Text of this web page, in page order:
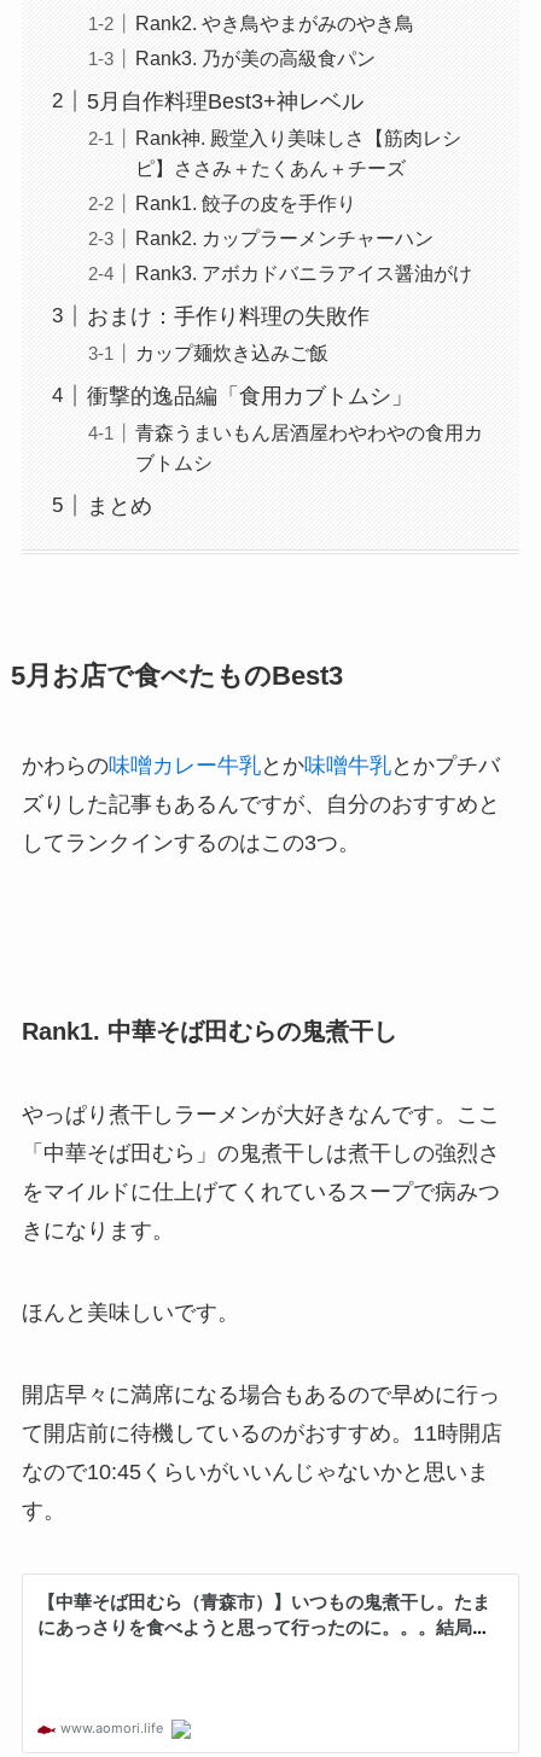
Rank2. やき鳥やまがみのやき鳥
Rank3. 乃が美の高級食パン
5月自作料理Best3+神レベル
Rank神. 殿堂入り美味しさ【筋肉レシ
ピ】ささみ＋たくあん＋チーズ
Rank1. 餃子の皮を手作り
Rank2. カップラーメンチャーハン
Rank3. アボカドバニラアイス醤油がけ
おまけ：手作り料理の失敗作
カップ麺炊き込みご飯
衝撃的逸品編「食用カブトムシ」
青森うまいもん居酒屋わやわやの食用カ
ブトムシ
まとめ
5月お店で食べたものBest3
かわらの味噌カレー牛乳とか味噌牛乳とかプチバ
ズりした記事もあるんですが、自分のおすすめと
してランクインするのはこの3つ。
Rank1. 中華そば田むらの鬼煮干し
やっぱり煮干しラーメンが大好きなんです。ここ
「中華そば田むら」の鬼煮干しは煮干しの強烈さ
をマイルドに仕上げてくれているスープで病みつ
きになります。
ほんと美味しいです。
開店早々に満席になる場合もあるので早めに行っ
て開店前に待機しているのがおすすめ。11時開店
なので10:45くらいがいいんじゃないかと思いま
す。